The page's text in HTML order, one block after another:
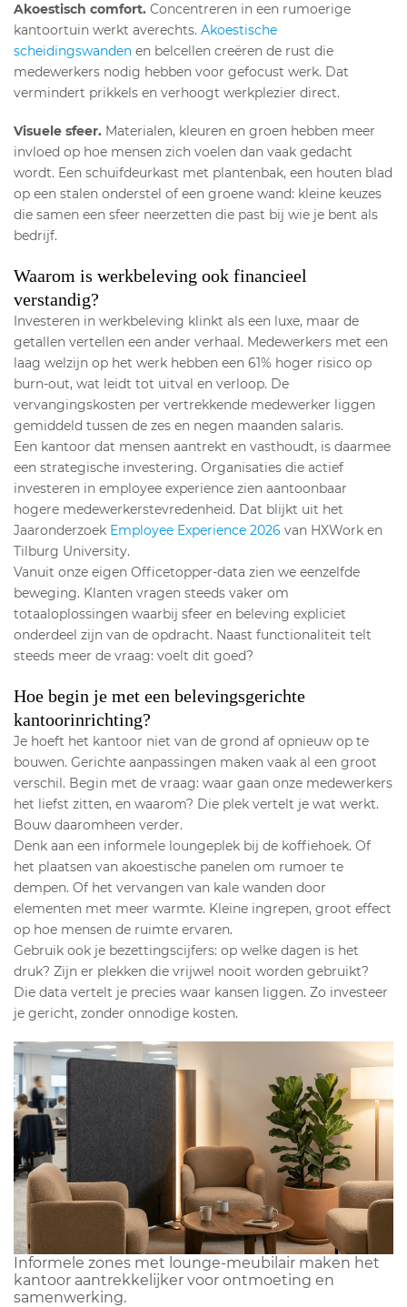
Akoestisch comfort. Concentreren in een rumoerige
kantoortuin werkt averechts. Akoestische
scheidingswanden en belcellen creëren de rust die
medewerkers nodig hebben voor gefocust werk. Dat
vermindert prikkels en verhoogt werkplezier direct.
Visuele sfeer. Materialen, kleuren en groen hebben meer
invloed op hoe mensen zich voelen dan vaak gedacht
wordt. Een schuifdeurkast met plantenbak, een houten blad
op een stalen onderstel of een groene wand: kleine keuzes
die samen een sfeer neerzetten die past bij wie je bent als
bedrijf.
Waarom is werkbeleving ook financieel
verstandig?
Investeren in werkbeleving klinkt als een luxe, maar de
getallen vertellen een ander verhaal. Medewerkers met een
laag welzijn op het werk hebben een 61% hoger risico op
burn-out, wat leidt tot uitval en verloop. De
vervangingskosten per vertrekkende medewerker liggen
gemiddeld tussen de zes en negen maanden salaris.
Een kantoor dat mensen aantrekt en vasthoudt, is daarmee
een strategische investering. Organisaties die actief
investeren in employee experience zien aantoonbaar
hogere medewerkerstevredenheid. Dat blijkt uit het
Jaaronderzoek Employee Experience 2026 van HXWork en
Tilburg University.
Vanuit onze eigen Officetopper-data zien we eenzelfde
beweging. Klanten vragen steeds vaker om
totaaloplossingen waarbij sfeer en beleving expliciet
onderdeel zijn van de opdracht. Naast functionaliteit telt
steeds meer de vraag: voelt dit goed?
Hoe begin je met een belevingsgerichte
kantoorinrichting?
Je hoeft het kantoor niet van de grond af opnieuw op te
bouwen. Gerichte aanpassingen maken vaak al een groot
verschil. Begin met de vraag: waar gaan onze medewerkers
het liefst zitten, en waarom? Die plek vertelt je wat werkt.
Bouw daaromheen verder.
Denk aan een informele loungeplek bij de koffiehoek. Of
het plaatsen van akoestische panelen om rumoer te
dempen. Of het vervangen van kale wanden door
elementen met meer warmte. Kleine ingrepen, groot effect
op hoe mensen de ruimte ervaren.
Gebruik ook je bezettingscijfers: op welke dagen is het
druk? Zijn er plekken die vrijwel nooit worden gebruikt?
Die data vertelt je precies waar kansen liggen. Zo investeer
je gericht, zonder onnodige kosten.
Informele zones met lounge-meubilair maken het
kantoor aantrekkelijker voor ontmoeting en
samenwerking.